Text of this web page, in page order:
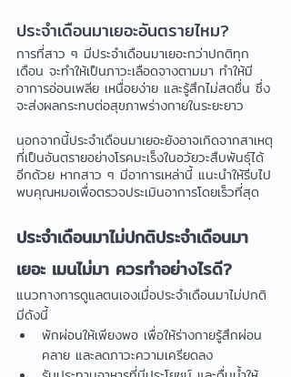
ประจำเดือนมาเยอะอันตรายไหม?
การที่สาว ๆ มีประจำเดือนมาเยอะกว่าปกติทุก
เดือน จะทำให้เป็นภาวะเลือดจางตามมา ทำให้มี
อาการอ่อนเพลีย เหนื่อยง่าย และรู้สึกไม่สดชื่น ซึ่ง
จะส่งผลกระทบต่อสุขภาพร่างกายในระยะยาว
นอกจากนี้ประจำเดือนมาเยอะยังอาจเกิดจากสาเหตุ
ที่เป็นอันตรายอย่างโรคมะเร็งในอวัยวะสืบพันธุ์ได้
อีกด้วย หากสาว ๆ มีอาการเหล่านี้ แนะนำให้รีบไป
พบคุณหมอเพื่อตรวจประเมินอาการโดยเร็วที่สุด
ประจำเดือนมาไม่ปกติประจำเดือนมา
เยอะ เมนไม่มา ควรทำอย่างไรดี?
แนวทางการดูแลตนเองเมื่อประจำเดือนมาไม่ปกติ
มีดังนี้
พักผ่อนให้เพียงพอ เพื่อให้ร่างกายรู้สึกผ่อน
คลาย และลดภาวะความเครียดลง